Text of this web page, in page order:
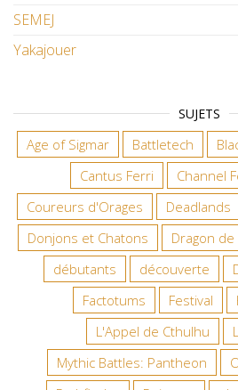
SEMEJ
Yakajouer
SUJETS
Age of Sigmar Battletech
Cantus Ferri
Channel
Coureurs d'Orages
Deadlands
Donjons et Chatons
Dragon de
débutants
découverte
Factotums
Festival
L'Appel de Cthulhu
Mythic Battles: Pantheon